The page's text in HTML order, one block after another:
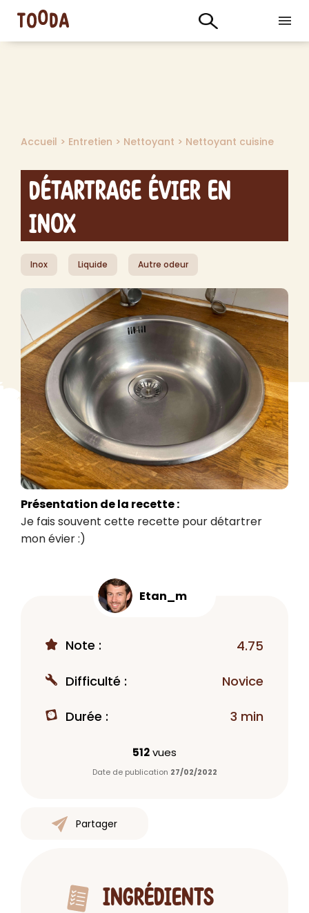
Accueil > Entretien > Nettoyant > Nettoyant cuisine
Détartrage évier en
inox
Inox Liquide Autre odeur
Présentation de la recette :
Je fais souvent cette recette pour détartrer
mon évier :)
Etan_m
Note : 4.75
Difficulté : Novice
Durée : 3 min
512vues
Date de publication 27/02/2022
Partager
INGRÉDIENTS